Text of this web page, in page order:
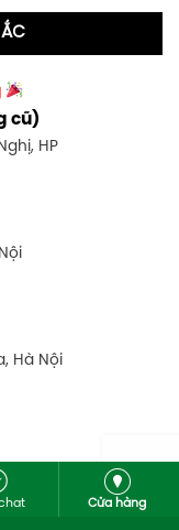
Dương
Hòa, Đồng Nai
Nghệ An
cũ)
HP
Hà Nội
Tinh Hoa
Cửa hàng